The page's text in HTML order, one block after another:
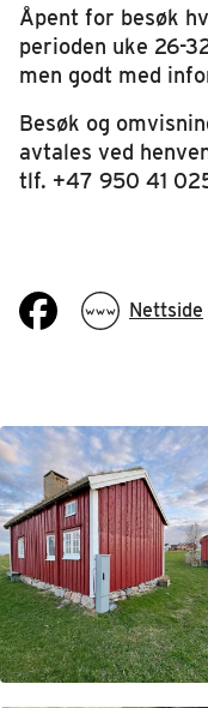
Åpent for besøk
perioden uke 26-
men godt med
Besøk og
avtales ved
tlf. +47 950 41
Nettside